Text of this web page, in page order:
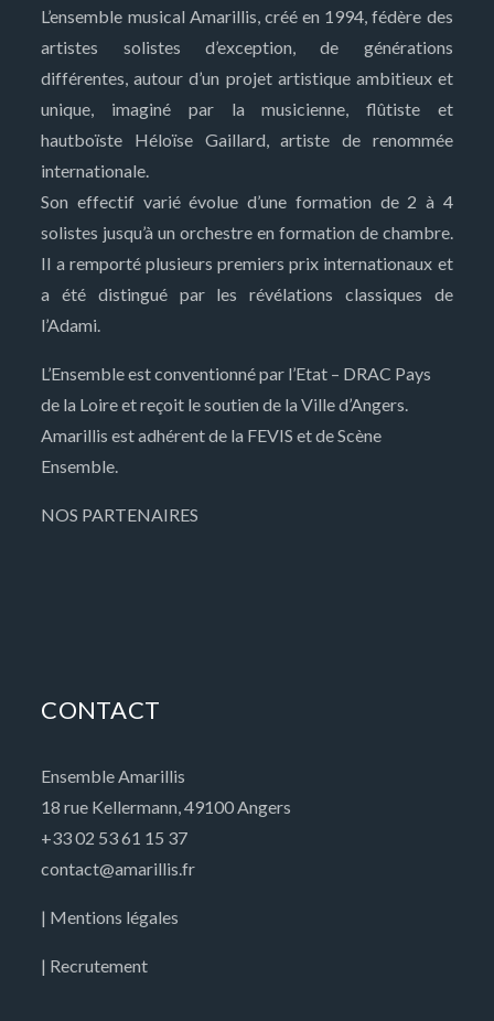
L’ensemble musical Amarillis, créé en 1994, fédère des
artistes solistes d’exception, de générations
différentes, autour d’un projet artistique ambitieux et
unique, imaginé par la musicienne, flûtiste et
hautboïste Héloïse Gaillard, artiste de renommée
internationale.
Son effectif varié évolue d’une formation de 2 à 4
solistes jusqu’à un orchestre en formation de chambre.
Il a remporté plusieurs premiers prix internationaux et
a été distingué par les révélations classiques de
l’Adami.
L’Ensemble est conventionné par l’Etat – DRAC Pays
de la Loire et reçoit le soutien de la Ville d’Angers.
Amarillis est adhérent de la FEVIS et de Scène
Ensemble.
NOS PARTENAIRES
CONTACT
Ensemble Amarillis
18 rue Kellermann, 49100 Angers
+33 02 53 61 15 37
contact@amarillis.fr
| Mentions légales
| Recrutement